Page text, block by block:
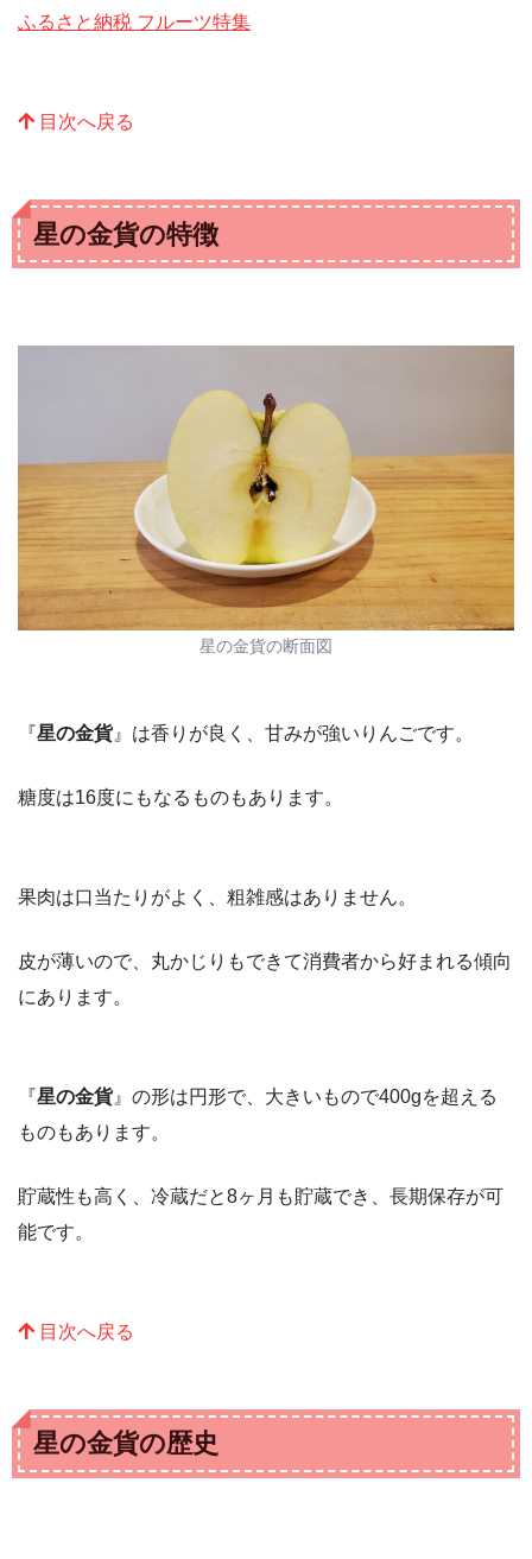
ふるさと納税 フルーツ特集
目次へ戻る
星の金貨の特徴
星の金貨の断面図
『星の金貨』は香りが良く、甘みが強いりんごです。
糖度は16度にもなるものもあります。
果肉は口当たりがよく、粗雑感はありません。
皮が薄いので、丸かじりもできて消費者から好まれる傾向
にあります。
『星の金貨』の形は円形で、大きいもので400gを超える
ものもあります。
貯蔵性も高く、冷蔵だと8ヶ月も貯蔵でき、長期保存が可
能です。
目次へ戻る
星の金貨の歴史